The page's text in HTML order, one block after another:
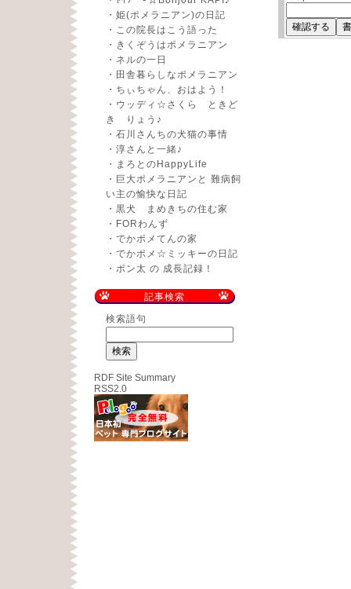
・ 姫(ポメラニアン)の日記
・ この院長はこう語った
・ きくぞうはポメラニアン
・ ネルの一日
・ 田舎暮らしなポメラニアン
・ ちぃちゃん、おはよう！
・ ウッディ☆さくら ときど
き りょう♪
・ 石川さんちの犬猫の事情
・ 淳さんと一緒♪
・ まろとのHappyLife
・ 巨大ポメラニアンと 難病飼
い主の愉快な日記
・ 黒犬 まめきちの住む家
・ FORわんず
・ でかポメてんの家
・ でかポメ☆ミッキーの日記
・ ポン太 の 成長記録！
記事検索
検索語句
RDF Site Summary
RSS2.0